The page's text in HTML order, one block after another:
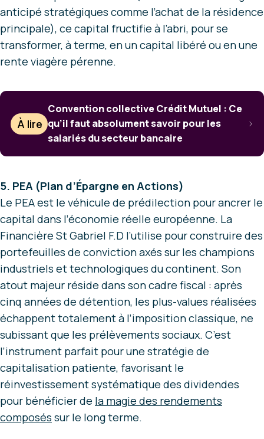
anticipé stratégiques comme l’achat de la résidence
principale), ce capital fructifie à l’abri, pour se
transformer, à terme, en un capital libéré ou en une
rente viagère pérenne.
À lire
Convention collective Crédit Mutuel : Ce
qu’il faut absolument savoir pour les
salariés du secteur bancaire
5. PEA (Plan d’Épargne en Actions)
Le PEA est le véhicule de prédilection pour ancrer le
capital dans l’économie réelle européenne. La
Financière St Gabriel F.D l’utilise pour construire des
portefeuilles de conviction axés sur les champions
industriels et technologiques du continent. Son
atout majeur réside dans son cadre fiscal : après
cinq années de détention, les plus-values réalisées
échappent totalement à l’imposition classique, ne
subissant que les prélèvements sociaux. C’est
l’instrument parfait pour une stratégie de
capitalisation patiente, favorisant le
réinvestissement systématique des dividendes
pour bénéficier de la magie des rendements
composés sur le long terme.